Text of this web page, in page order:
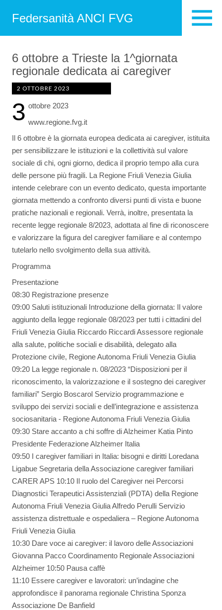
Federsanità ANCI FVG
6 ottobre a Trieste la 1^giornata
regionale dedicata ai caregiver
2 OTTOBRE 2023
3 ottobre 2023
www.regione.fvg.it
Il 6 ottobre è la giornata europea dedicata ai caregiver, istituita
per sensibilizzare le istituzioni e la collettività sul valore
sociale di chi, ogni giorno, dedica il proprio tempo alla cura
delle persone più fragili. La Regione Friuli Venezia Giulia
intende celebrare con un evento dedicato, questa importante
giornata mettendo a confronto diversi punti di vista e buone
pratiche nazionali e regionali. Verrà, inoltre, presentata la
recente legge regionale 8/2023, adottata al fine di riconoscere
e valorizzare la figura del caregiver familiare e al contempo
tutelarlo nello svolgimento della sua attività.
Programma
Presentazione
08:30 Registrazione presenze
09:00 Saluti istituzionali Introduzione della giornata: Il valore
aggiunto della legge regionale 08/2023 per tutti i cittadini del
Friuli Venezia Giulia Riccardo Riccardi Assessore regionale
alla salute, politiche sociali e disabilità, delegato alla
Protezione civile, Regione Autonoma Friuli Venezia Giulia
09:20 La legge regionale n. 08/2023 “Disposizioni per il
riconoscimento, la valorizzazione e il sostegno dei caregiver
familiari” Sergio Boscarol Servizio programmazione e
sviluppo dei servizi sociali e dell’integrazione e assistenza
sociosanitaria - Regione Autonoma Friuli Venezia Giulia
09:30 Stare accanto a chi soffre di Alzheimer Katia Pinto
Presidente Federazione Alzheimer Italia
09:50 I caregiver familiari in Italia: bisogni e diritti Loredana
Ligabue Segretaria della Associazione caregiver familiari
CARER APS 10:10 Il ruolo del Caregiver nei Percorsi
Diagnostici Terapeutici Assistenziali (PDTA) della Regione
Autonoma Friuli Venezia Giulia Alfredo Perulli Servizio
assistenza distrettuale e ospedaliera – Regione Autonoma
Friuli Venezia Giulia
10:30 Dare voce ai caregiver: il lavoro delle Associazioni
Giovanna Pacco Coordinamento Regionale Associazioni
Alzheimer 10:50 Pausa caffè
11:10 Essere caregiver e lavoratori: un’indagine che
approfondisce il panorama regionale Christina Sponza
Associazione De Banfield